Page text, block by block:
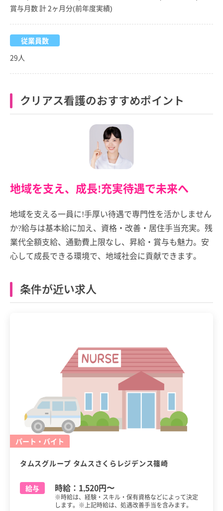
賞与月数 計 2ヶ月分(前年度実績)
従業員数
29人
クリアス看護のおすすめポイント
地域を支え、成長!充実待遇で未来へ
地域を支える一員に!手厚い待遇で専門性を活かしません
か?給与は基本給に加え、資格・改善・居住手当充実。残
業代全額支給、通勤費上限なし、昇給・賞与も魅力。安
心して成長できる環境で、地域社会に貢献できます。
条件が近い求人
パート・バイト
タムスグループ タムスさくらレジデンス篠崎
給与 時給： 1,520円〜
※時給は、経験・スキル・保有資格などによって決定
します。※上記時給は、処遇改善手当を含みます。